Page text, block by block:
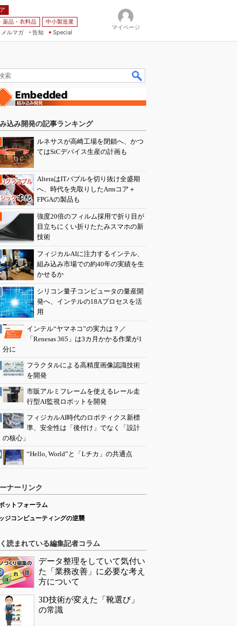
薬品・衣料品
中小製造業
メルマガ
告知 Special
マイページ
込み開発の記事ランキング
ルネサスが高崎工場を閉鎖へ、かつ
てはSiCデバイス生産の計画も
AlteraはITバブルを切り抜け全盛期
へ、時代を先取りしたArmコア＋
FPGAの製品も
強度20倍のフィルム採用で折り目が
目立ちにくい折りたたみスマホの新
技術
フィジカルAIに注力するインテル、
組み込み市場での約40年の実績を生
かせるか
シリコン量子コンピュータの量産開
発へ、インテルの18Aプロセスを活
用
インテル“ヤマネコ”の実力は？／
「Renesas 365」は3カ月かかる作業が1
分に
フラクタルによる高精度画像認識技術
を開発
市販アルミフレームを使えるレール走
行型AI監視ロボットを開発
フィジカルAI時代のロボティクス新標
準、安全性は「後付け」でなく「設計
の核心」
“Hello, World”と「Lチカ」の共通点
ナーリンク
ットフォーラム
ジコンピューティングの逆襲
読まれている編集記者コラム
データ整理をしていて気付い
た「業務改善」に必要な考え
方について
3D技術が変えた「靴選び」
の常識